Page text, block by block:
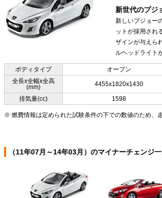
新世代のプジ
新しいプジョー
ットが採用され
ザインが与えら
ルヘッドライト
ボディタイプ オープン
全長x全幅x全高
(mm)
4455x1820x1430
排気量(cc) 1598
※ 燃費情報は定められた試験条件の下での数値のため、
（11年07月～14年03月）のマイナーチェンジ